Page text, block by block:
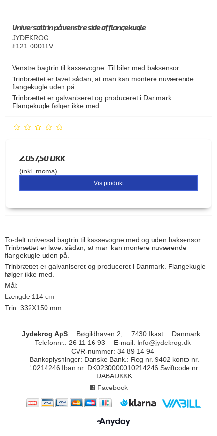
Universaltrin på venstre side af flangekugle
JYDEKROG
8121-00011V
Venstre bagtrin til kassevogne. Til biler med baksensor.
Trinbrættet er lavet sådan, at man kan montere nuværende
flangekugle uden på.
Trinbrættet er galvaniseret og produceret i Danmark.
Flangekugle følger ikke med.
2.057,50 DKK
(inkl. moms)
Vis produkt
To-delt universal bagtrin til kassevogne med og uden baksensor.
Trinbrættet er lavet sådan, at man kan montere nuværende
flangekugle uden på.
Trinbrættet er galvaniseret og produceret i Danmark. Flangekugle
følger ikke med.
Mål:
Længde 114 cm
Trin: 332X150 mm
Jydekrog ApS Bøgildhaven 2, 7430 Ikast
Danmark
Telefonnr. : 26 11 16 93 E-mail: Info@jydekrog.dk
CVR-nummer: 34 89 14 94
Bankoplysninger: Danske Bank.: Reg nr. 9402 konto nr.
10214246 Iban nr. DK0230000010214246 Swiftcode nr.
DABADKKK
Facebook